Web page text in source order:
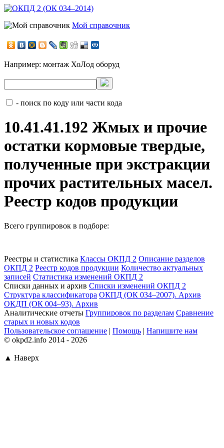
Мой справочник
Например: монтаж ХоЛод оборуд
- поиск по коду или части кода
10.41.41.192 Жмых и прочие
остатки кормовые твердые,
полученные при экстракции
прочих растительных масел.
Реестр кодов продукции
Всего группировок в подборе:
Реестры и статистика Классы ОКПД 2 Описание разделов
ОКПД 2 Реестр кодов продукции Количество актуальных
записей Статистика изменений ОКПД 2
Списки данных и архив Списки изменений ОКПД 2
Структура классификатора ОКПД (ОК 034–2007). Архив
ОКДП (ОК 004–93). Архив
Аналитические отчеты Группировок по разделам Сравнение
старых и новых кодов
Пользовательское соглашение | Помощь | Напишите нам
© okpd2.info 2014 - 2026
▲ Наверх